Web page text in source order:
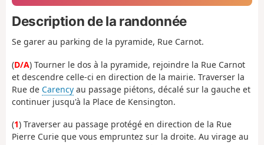
Description de la randonnée
Se garer au parking de la pyramide, Rue Carnot.
(D/A) Tourner le dos à la pyramide, rejoindre la Rue Carnot
et descendre celle-ci en direction de la mairie. Traverser la
Rue de Carency au passage piétons, décalé sur la gauche et
continuer jusqu'à la Place de Kensington.
(1) Traverser au passage protégé en direction de la Rue
Pierre Curie que vous empruntez sur la droite. Au virage au